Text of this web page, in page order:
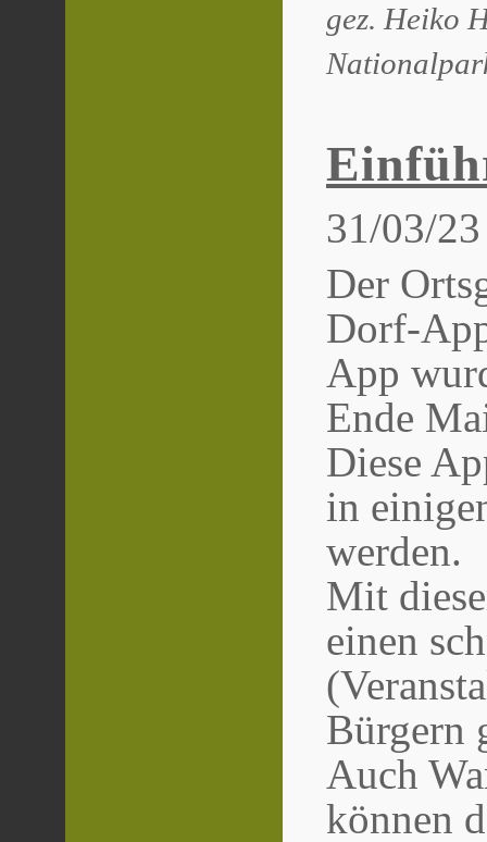
gez. Heiko
31/03/
Der
Dorf-
App
Ende
Diese
in
werden.
Mit
einen
Bürgern
Auch
können